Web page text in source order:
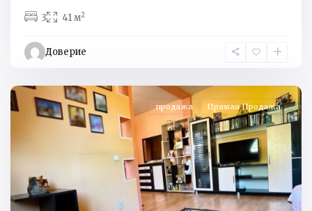
3 41 м2
Доверие
р-
,
д
продажа Прямая Продажа